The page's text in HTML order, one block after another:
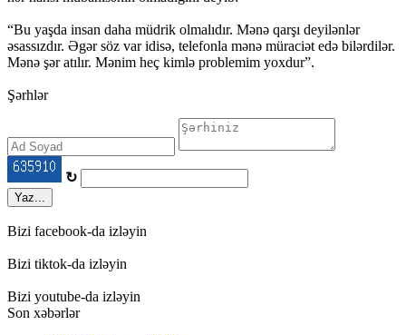
“Bu yaşda insan daha müdrik olmalıdır. Mənə qarşı deyilənlər
əsassızdır. Əgər söz var idisə, telefonla mənə müraciət edə bilərdilər.
Mənə şər atılır. Mənim heç kimlə problemim yoxdur”.
Şərhlər
↻
Yaz...
Bizi facebook-da izləyin
Bizi tiktok-da izləyin
Bizi youtube-da izləyin
Son xəbərlər